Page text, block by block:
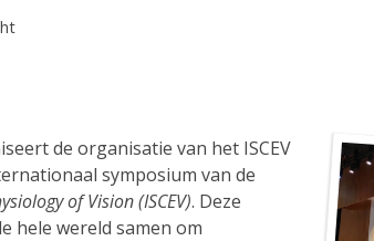
de organisatie van het ISCEV
symposium van de
of Vision (ISCEV). Deze
hele wereld samen om